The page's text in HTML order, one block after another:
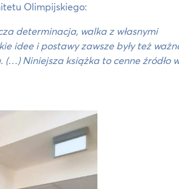
Olimpijskiego:
determinacja, walka z własnymi
idee i postawy zawsze były też
Niniejsza książka to cenne źródło